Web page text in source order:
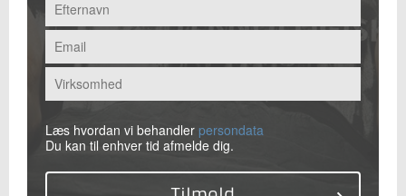
Læs hvordan vi behandler persondata
Du kan til enhver tid afmelde dig.